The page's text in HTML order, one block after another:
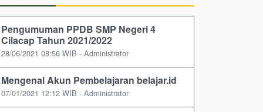
Pengumuman PPDB SMP Negeri 4
Cilacap Tahun 2021/2022
28/06/2021 08:56 WIB - Administrator
Mengenal Akun Pembelajaran belajar.id
07/01/2021 12:12 WIB - Administrator